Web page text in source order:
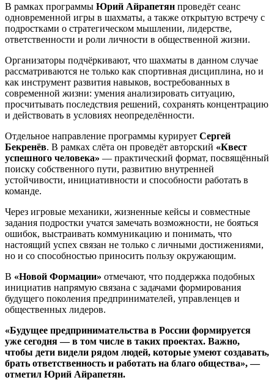
В рамках программы Юрий Айрапетян проведёт сеанс
одновременной игры в шахматы, а также открытую встречу с
подростками о стратегическом мышлении, лидерстве,
ответственности и роли личности в общественной жизни.
Организаторы подчёркивают, что шахматы в данном случае
рассматриваются не только как спортивная дисциплина, но и
как инструмент развития навыков, востребованных в
современной жизни: умения анализировать ситуацию,
просчитывать последствия решений, сохранять концентрацию
и действовать в условиях неопределённости.
Отдельное направление программы курирует Сергей
Бекренёв. В рамках слёта он проведёт авторский «Квест
успешного человека» — практический формат, посвящённый
поиску собственного пути, развитию внутренней
устойчивости, инициативности и способности работать в
команде.
Через игровые механики, жизненные кейсы и совместные
задания подростки учатся замечать возможности, не бояться
ошибок, выстраивать коммуникацию и понимать, что
настоящий успех связан не только с личными достижениями,
но и со способностью приносить пользу окружающим.
В «Новой Формации» отмечают, что поддержка подобных
инициатив напрямую связана с задачами формирования
будущего поколения предпринимателей, управленцев и
общественных лидеров.
«Будущее предпринимательства в России формируется
уже сегодня — в том числе в таких проектах. Важно,
чтобы дети видели рядом людей, которые умеют создавать,
брать ответственность и работать на благо общества», —
отметил Юрий Айрапетян.